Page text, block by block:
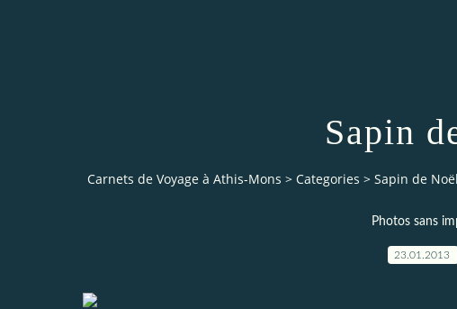
Sapin
Carnets de Voyage à Athis-Mons > Categories > Sapin de Noël
Photos sans
23.01.2013